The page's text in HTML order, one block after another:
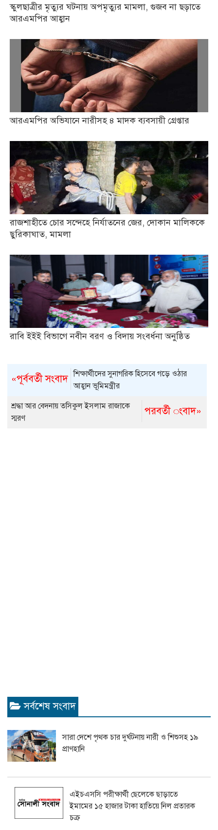
স্কুলছাত্রীর মৃত্যুর ঘটনায় অপমৃত্যুর মামলা, গুজব না ছড়াতে
আরএমপির আহ্বান
আরএমপির অভিযানে নারীসহ ৪ মাদক ব্যবসায়ী গ্রেপ্তার
রাজশাহীতে চোর সন্দেহে নির্যাতনের জের, দোকান মালিককে
ছুরিকাঘাত, মামলা
রাবি ইইই বিভাগে নবীন বরণ ও বিদায় সংবর্ধনা অনুষ্ঠিত
«পূর্ববর্তী সংবাদ শিক্ষার্থীদের সুনাগরিক হিসেবে গড়ে ওঠার
আহ্বান ভূমিমন্ত্রীর
পরবর্তী ংবাদ»
শ্রদ্ধা আর বেদনায় তসিকুল ইসলাম রাজাকে
স্মরণ
সর্বশেষ সংবাদ
সারা দেশে পৃথক চার দুর্ঘটনায় নারী ও শিশুসহ ১৯
প্রাণহানি
এইচএসসি পরীক্ষার্থী ছেলেকে ছাড়াতে
ইমামের ১৫ হাজার টাকা হাতিয়ে নিল প্রতারক
চক্র